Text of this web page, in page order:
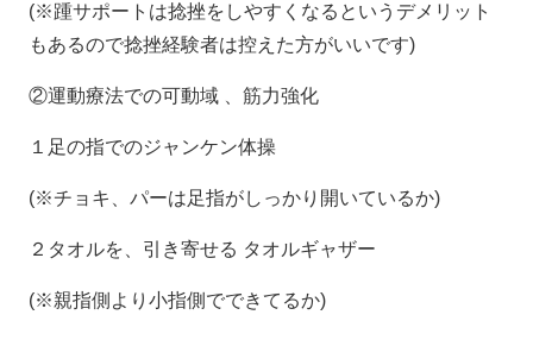
(※踵サポートは捻挫をしやすくなるというデメリット
もあるので捻挫経験者は控えた方がいいです)
②運動療法での可動域 、筋力強化
１足の指でのジャンケン体操
(※チョキ、パーは足指がしっかり開いているか)
２タオルを、引き寄せる タオルギャザー
(※親指側より小指側でできてるか)